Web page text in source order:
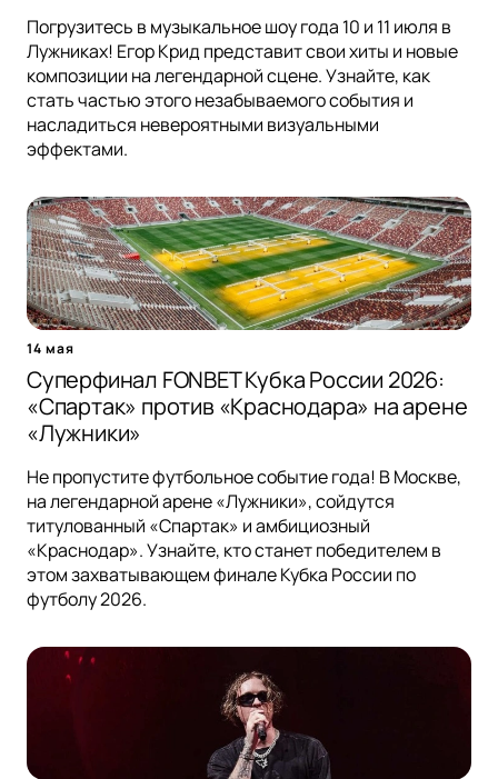
Погрузитесь в музыкальное шоу года 10 и 11 июля в
Лужниках! Егор Крид представит свои хиты и новые
композиции на легендарной сцене. Узнайте, как
стать частью этого незабываемого события и
насладиться невероятными визуальными
эффектами.
14 мая
Суперфинал FONBET Кубка России 2026:
«Спартак» против «Краснодара» на арене
«Лужники»
Не пропустите футбольное событие года! В Москве,
на легендарной арене «Лужники», сойдутся
титулованный «Спартак» и амбициозный
«Краснодар». Узнайте, кто станет победителем в
этом захватывающем финале Кубка России по
футболу 2026.